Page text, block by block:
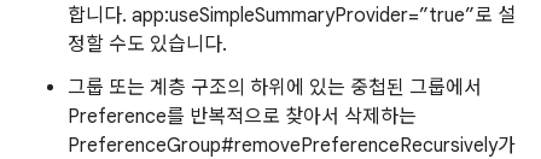
합니다. app:useSimpleSummaryProvider=”true”로 설
정할 수도 있습니다.
그룹 또는 계층 구조의 하위에 있는 중첩된 그룹에서
Preference를 반복적으로 찾아서 삭제하는
PreferenceGroup#removePreferenceRecursively가